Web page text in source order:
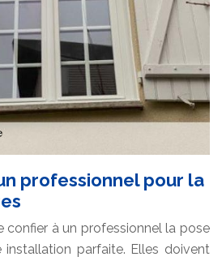
professionnel pour la
confier à un professionnel la pose
parfaite. Elles doivent